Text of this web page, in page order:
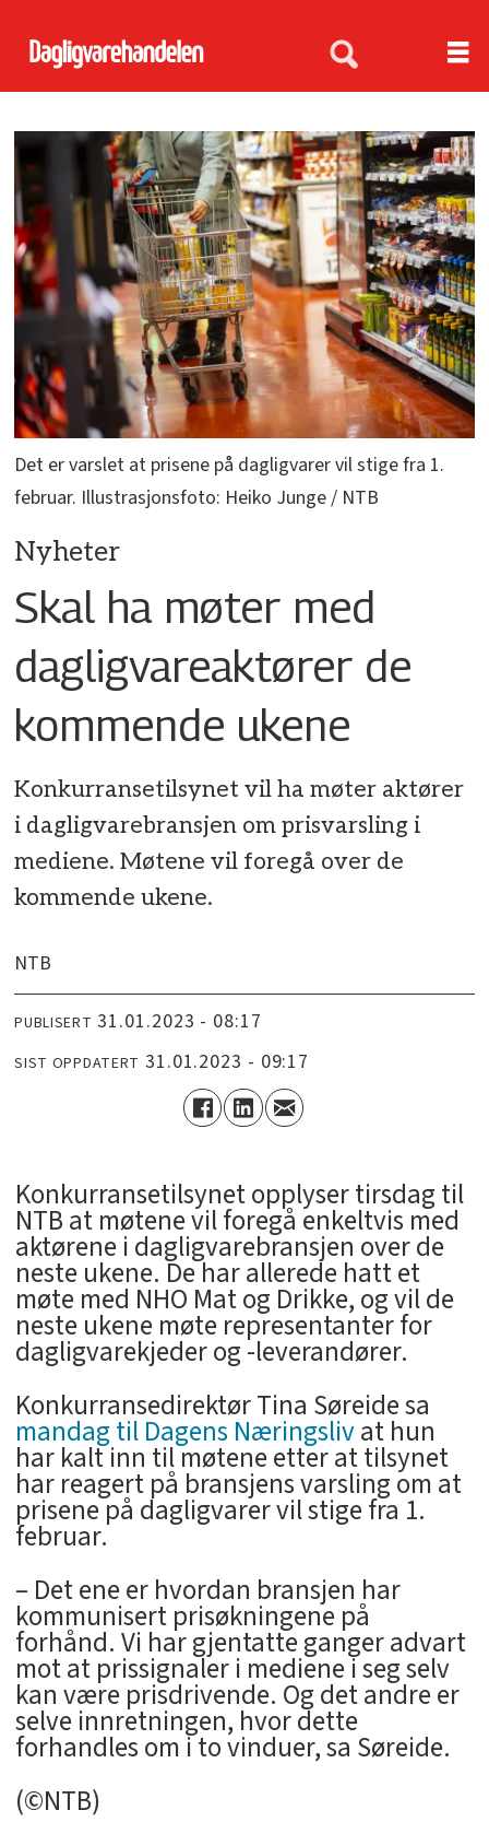
Det er varslet at prisene på dagligvarer vil stige fra 1.
februar. Illustrasjonsfoto: Heiko Junge / NTB
Nyheter
Skal ha møter med
dagligvareaktører de
kommende ukene
Konkurransetilsynet vil ha møter aktører
i dagligvarebransjen om prisvarsling i
mediene. Møtene vil foregå over de
kommende ukene.
NTB
PUBLISERT 31.01.2023 - 08:17
SIST OPPDATERT 31.01.2023 - 09:17
Konkurransetilsynet opplyser tirsdag til
NTB at møtene vil foregå enkeltvis med
aktørene i dagligvarebransjen over de
neste ukene. De har allerede hatt et
møte med NHO Mat og Drikke, og vil de
neste ukene møte representanter for
dagligvarekjeder og -leverandører.
Konkurransedirektør Tina Søreide sa
mandag til Dagens Næringslivat hun
har kalt inn til møtene etter at tilsynet
har reagert på bransjens varsling om at
prisene på dagligvarer vil stige fra 1.
februar.
– Det ene er hvordan bransjen har
kommunisert prisøkningene på
forhånd. Vi har gjentatte ganger advart
mot at prissignaler i mediene i seg selv
kan være prisdrivende. Og det andre er
selve innretningen, hvor dette
forhandles om i to vinduer, sa Søreide.
(©NTB)